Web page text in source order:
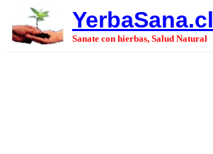
YerbaSana.cl
Sanate con hierbas, Salud Natural